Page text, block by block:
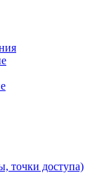
точки доступа)